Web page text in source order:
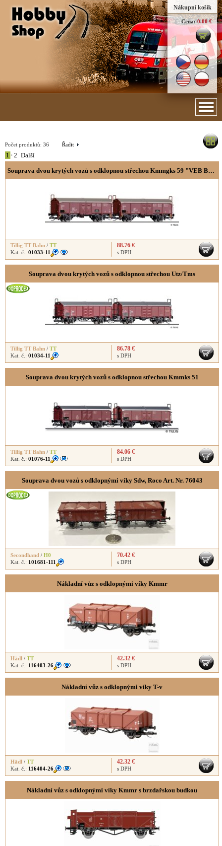
Nákupní košík
Cena: 0.00 €
Řadit
Počet produktů: 36
1 • 2 Další
Souprava dvou krytých vozů s odklopnou střechou Kmmgks 59 "VEB Bandstahlkombinat Eisenhüttenstadt"
Tillig TT Bahn / TT
Kat. č.: 01033-11
88.76 €
s DPH
Souprava dvou krytých vozů s odklopnou střechou Utz/Tms
Tillig TT Bahn / TT
Kat. č.: 01034-11
86.78 €
s DPH
Souprava dvou krytých vozů s odklopnou střechou Kmmks 51
Tillig TT Bahn / TT
Kat. č.: 01076-11
84.06 €
s DPH
Souprava dvou vozů s odklopnými víky Sdw, Roco Art. Nr. 76043
Secondhand / H0
Kat. č.: 101681-111
70.42 €
s DPH
Nákladní vůz s odklopnými víky Kmmr
Hädl / TT
Kat. č.: 116403-26
42.32 €
s DPH
Nákladní vůz s odklopnými víky T-v
Hädl / TT
Kat. č.: 116404-26
42.32 €
s DPH
Nákladní vůz s odklopnými víky Kmmr s brzdařskou budkou